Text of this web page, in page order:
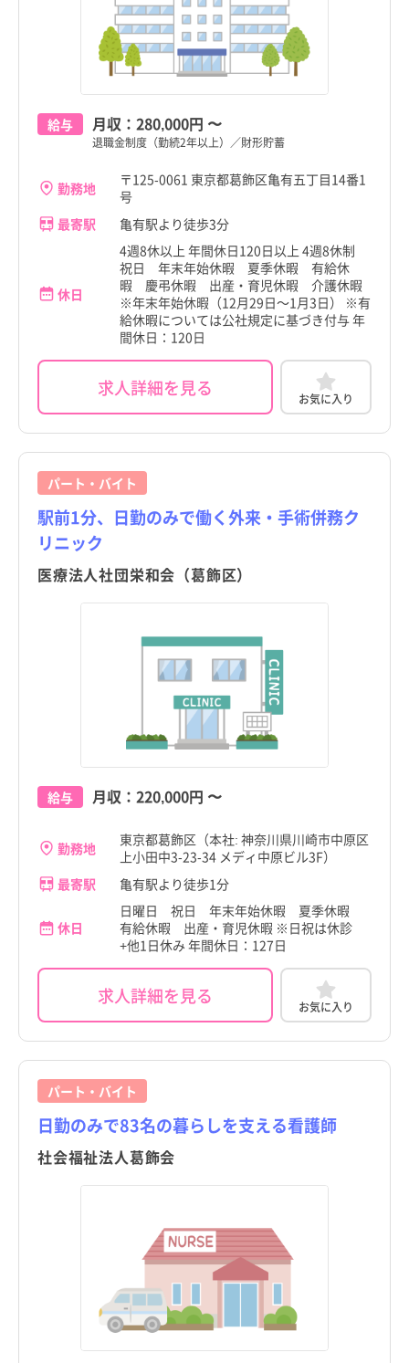
給与 月収： 280,000円 〜
退職金制度（勤続2年以上）／財形貯蓄
勤務地
〒125-0061 東京都葛飾区亀有五丁目14番1
号
最寄駅
亀有駅より徒歩3分
休日
4週8休以上 年間休日120日以上 4週8休制
祝日 年末年始休暇 夏季休暇 有給休
暇 慶弔休暇 出産・育児休暇 介護休暇
※年末年始休暇（12月29日～1月3日） ※有
給休暇については公社規定に基づき付与 年
間休日：120日
求人詳細を見る お気に入り
パート・バイト
駅前1分、日勤のみで働く外来・手術併務ク
リニック
医療法人社団栄和会（葛飾区）
給与 月収： 220,000円 〜
勤務地
東京都葛飾区（本社: 神奈川県川崎市中原区
上小田中3-23-34 メディ中原ビル3F）
最寄駅
亀有駅より徒歩1分
休日
日曜日 祝日 年末年始休暇 夏季休暇
有給休暇 出産・育児休暇 ※日祝は休診
+他1日休み 年間休日：127日
求人詳細を見る お気に入り
パート・バイト
日勤のみで83名の暮らしを支える看護師
社会福祉法人葛飾会